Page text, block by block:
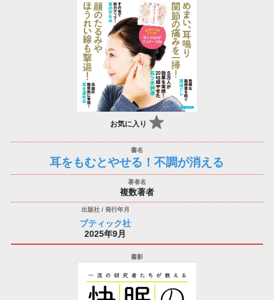
お気に入り
耳をもむとやせる！不調が消える
複数著者
ブティック社
2025年9月